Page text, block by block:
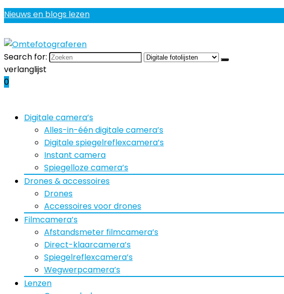
Nieuws en blogs lezen
Search for:
verlanglijst
0
Digitale camera’s
Alles-in-één digitale camera’s
Digitale spiegelreflexcamera’s
Instant camera
Spiegelloze camera’s
Drones & accessoires
Drones
Accessoires voor drones
Filmcamera’s
Afstandsmeter filmcamera’s
Direct-klaarcamera’s
Spiegelreflexcamera’s
Wegwerpcamera’s
Lenzen